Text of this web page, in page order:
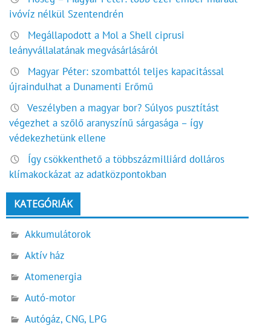
ivóvíz nélkül Szentendrén
Megállapodott a Mol a Shell ciprusi
leányvállalatának megvásárlásáról
Magyar Péter: szombattól teljes kapacitással
újraindulhat a Dunamenti Erőmű
Veszélyben a magyar bor? Súlyos pusztítást
végezhet a szőlő aranyszínű sárgasága – így
védekezhetünk ellene
Így csökkenthető a többszázmilliárd dolláros
klímakockázat az adatközpontokban
KATEGÓRIÁK
Akkumulátorok
Aktív ház
Atomenergia
Autó-motor
Autógáz, CNG, LPG